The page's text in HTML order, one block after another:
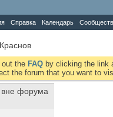
Справка Календарь
the FAQ by clicking the link
the forum that you want to